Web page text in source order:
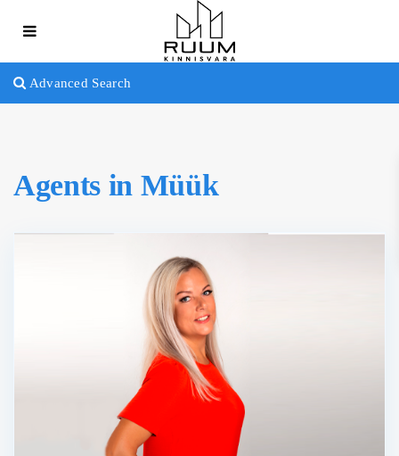
Advanced Search
Agents in Müük